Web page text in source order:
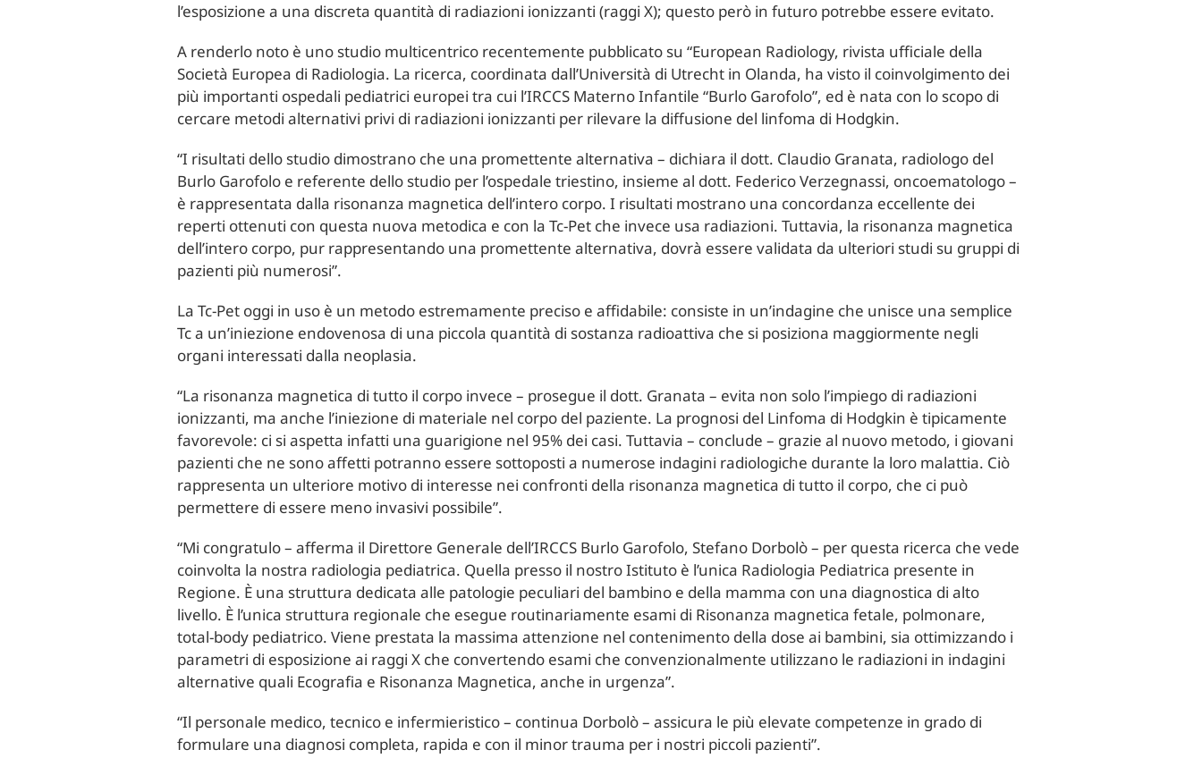
l’esposizione a una discreta quantità di radiazioni ionizzanti (raggi X); questo però in futuro potrebbe essere evitato.
A renderlo noto è uno studio multicentrico recentemente pubblicato su “European Radiology, rivista ufficiale della
Società Europea di Radiologia. La ricerca, coordinata dall’Università di Utrecht in Olanda, ha visto il coinvolgimento dei
più importanti ospedali pediatrici europei tra cui l’IRCCS Materno Infantile “Burlo Garofolo”, ed è nata con lo scopo di
cercare metodi alternativi privi di radiazioni ionizzanti per rilevare la diffusione del linfoma di Hodgkin.
“I risultati dello studio dimostrano che una promettente alternativa – dichiara il dott. Claudio Granata, radiologo del
Burlo Garofolo e referente dello studio per l’ospedale triestino, insieme al dott. Federico Verzegnassi, oncoematologo –
è rappresentata dalla risonanza magnetica dell’intero corpo. I risultati mostrano una concordanza eccellente dei
reperti ottenuti con questa nuova metodica e con la Tc-Pet che invece usa radiazioni. Tuttavia, la risonanza magnetica
dell’intero corpo, pur rappresentando una promettente alternativa, dovrà essere validata da ulteriori studi su gruppi di
pazienti più numerosi”.
La Tc-Pet oggi in uso è un metodo estremamente preciso e affidabile: consiste in un’indagine che unisce una semplice
Tc a un’iniezione endovenosa di una piccola quantità di sostanza radioattiva che si posiziona maggiormente negli
organi interessati dalla neoplasia.
“La risonanza magnetica di tutto il corpo invece – prosegue il dott. Granata – evita non solo l’impiego di radiazioni
ionizzanti, ma anche l’iniezione di materiale nel corpo del paziente. La prognosi del Linfoma di Hodgkin è tipicamente
favorevole: ci si aspetta infatti una guarigione nel 95% dei casi. Tuttavia – conclude – grazie al nuovo metodo, i giovani
pazienti che ne sono affetti potranno essere sottoposti a numerose indagini radiologiche durante la loro malattia. Ciò
rappresenta un ulteriore motivo di interesse nei confronti della risonanza magnetica di tutto il corpo, che ci può
permettere di essere meno invasivi possibile”.
“Mi congratulo – afferma il Direttore Generale dell’IRCCS Burlo Garofolo, Stefano Dorbolò – per questa ricerca che vede
coinvolta la nostra radiologia pediatrica. Quella presso il nostro Istituto è l’unica Radiologia Pediatrica presente in
Regione. È una struttura dedicata alle patologie peculiari del bambino e della mamma con una diagnostica di alto
livello. È l’unica struttura regionale che esegue routinariamente esami di Risonanza magnetica fetale, polmonare,
total-body pediatrico. Viene prestata la massima attenzione nel contenimento della dose ai bambini, sia ottimizzando i
parametri di esposizione ai raggi X che convertendo esami che convenzionalmente utilizzano le radiazioni in indagini
alternative quali Ecografia e Risonanza Magnetica, anche in urgenza”.
“Il personale medico, tecnico e infermieristico – continua Dorbolò – assicura le più elevate competenze in grado di
formulare una diagnosi completa, rapida e con il minor trauma per i nostri piccoli pazienti”.